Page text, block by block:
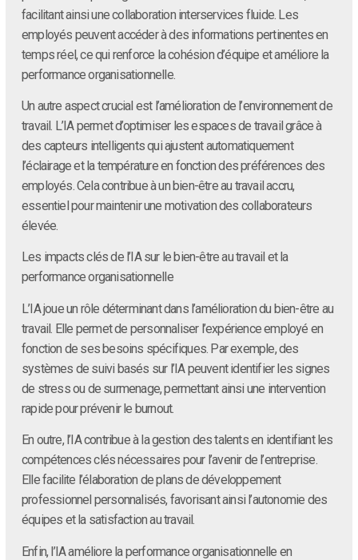
facilitant ainsi une collaboration interservices fluide. Les
employés peuvent accéder à des informations pertinentes en
temps réel, ce qui renforce la cohésion d’équipe et améliore la
performance organisationnelle.
Un autre aspect crucial est l’amélioration de l’environnement de
travail. L’IA permet d’optimiser les espaces de travail grâce à
des capteurs intelligents qui ajustent automatiquement
l’éclairage et la température en fonction des préférences des
employés. Cela contribue à un bien-être au travail accru,
essentiel pour maintenir une motivation des collaborateurs
élevée.
Les impacts clés de l’IA sur le bien-être au travail et la
performance organisationnelle
L’IA joue un rôle déterminant dans l’amélioration du bien-être au
travail. Elle permet de personnaliser l’expérience employé en
fonction de ses besoins spécifiques. Par exemple, des
systèmes de suivi basés sur l’IA peuvent identifier les signes
de stress ou de surmenage, permettant ainsi une intervention
rapide pour prévenir le burnout.
En outre, l’IA contribue à la gestion des talents en identifiant les
compétences clés nécessaires pour l’avenir de l’entreprise.
Elle facilite l’élaboration de plans de développement
professionnel personnalisés, favorisant ainsi l’autonomie des
équipes et la satisfaction au travail.
Enfin, l’IA améliore la performance organisationnelle en